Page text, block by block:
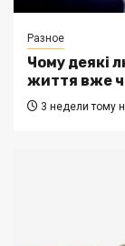
Разное
Чому деякі
життя вже
3 недели тому